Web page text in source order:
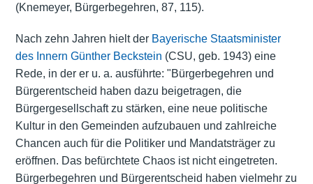
(Knemeyer, Bürgerbegehren, 87, 115).
Nach zehn Jahren hielt der Bayerische Staatsminister
des Innern Günther Beckstein (CSU, geb. 1943) eine
Rede, in der er u. a. ausführte: "Bürgerbegehren und
Bürgerentscheid haben dazu beigetragen, die
Bürgergesellschaft zu stärken, eine neue politische
Kultur in den Gemeinden aufzubauen und zahlreiche
Chancen auch für die Politiker und Mandatsträger zu
eröffnen. Das befürchtete Chaos ist nicht eingetreten.
Bürgerbegehren und Bürgerentscheid haben vielmehr zu